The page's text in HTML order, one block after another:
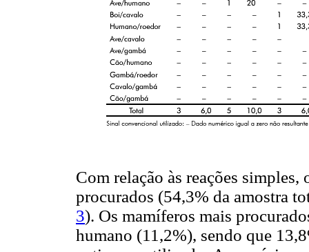
Com relação às reações
procurados (54,3% da amostra
3). Os mamíferos mais
humano (11,2%), sendo que